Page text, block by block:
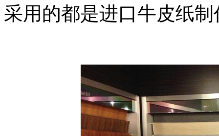
采用的都是进口牛皮纸制